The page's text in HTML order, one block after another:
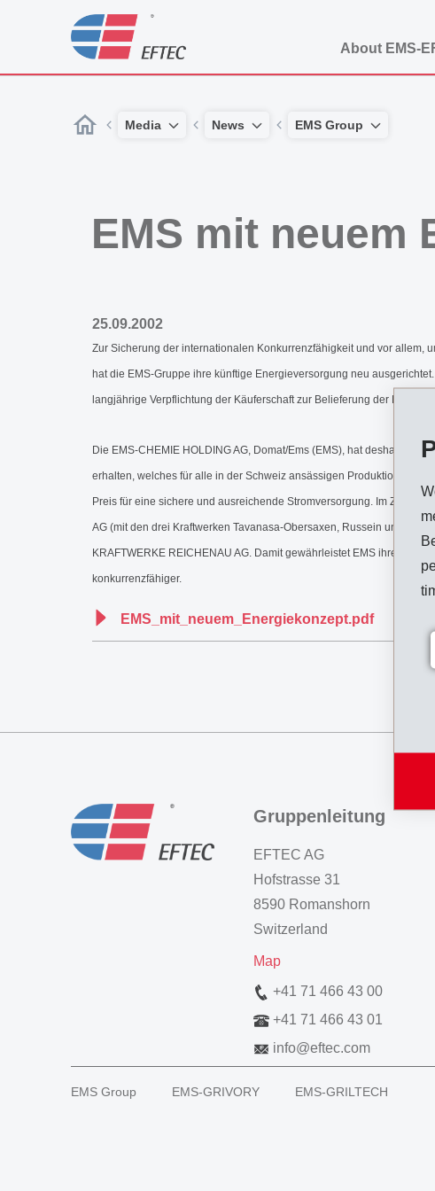
About EMS-
Media News EMS Group
EMS mit neuem
25.09.2002
Zur Sicherung der internationalen Konkurrenzfähigkeit und vor allem,
hat die EMS-Gruppe ihre künftige Energieversorgung neu
langjährige Verpflichtung der Käuferschaft zur Belieferung der EMS-
Die EMS-CHEMIE HOLDING AG, Domat/Ems (EMS), hat deshalb
erhalten, welches für alle in der Schweiz ansässigen
Preis für eine sichere und ausreichende Stromversorgung. Im Zuge
AG (mit den drei Kraftwerken Tavanasa-Obersaxen, Russein und
KRAFTWERKE REICHENAU AG. Damit gewährleistet EMS ihren
konkurrenzfähiger.
EMS_mit_neuem_Energiekonzept.pdf
Gruppenleitung
EFTEC AG
Hofstrasse 31
8590 Romanshorn
Switzerland
Map
+41 71 466 43 00
+41 71 466 43 01
info@eftec.com
EMS Group EMS-GRIVORY EMS-GRILTECH